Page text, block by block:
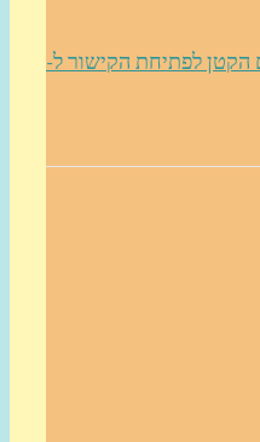
הקישור ל-